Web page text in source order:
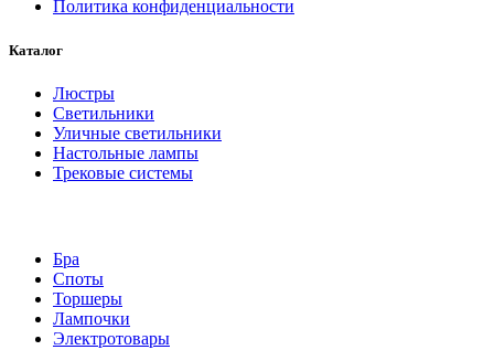
Политика конфиденциальности
Каталог
Люстры
Светильники
Уличные светильники
Настольные лампы
Трековые системы
Бра
Споты
Торшеры
Лампочки
Электротовары